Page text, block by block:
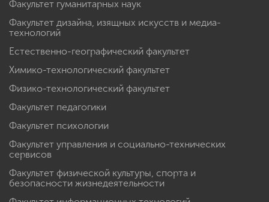
Факультет гуманитарных наук
Факультет дизайна, изящных искусств и медиа-
технологий
Естественно-географический факультет
Химико-технологический факультет
Физико-технологический факультет
Факультет педагогики
Факультет психологии
Факультет управления и социально-технических
сервисов
Факультет физической культуры, спорта и
безопасности жизнедеятельности